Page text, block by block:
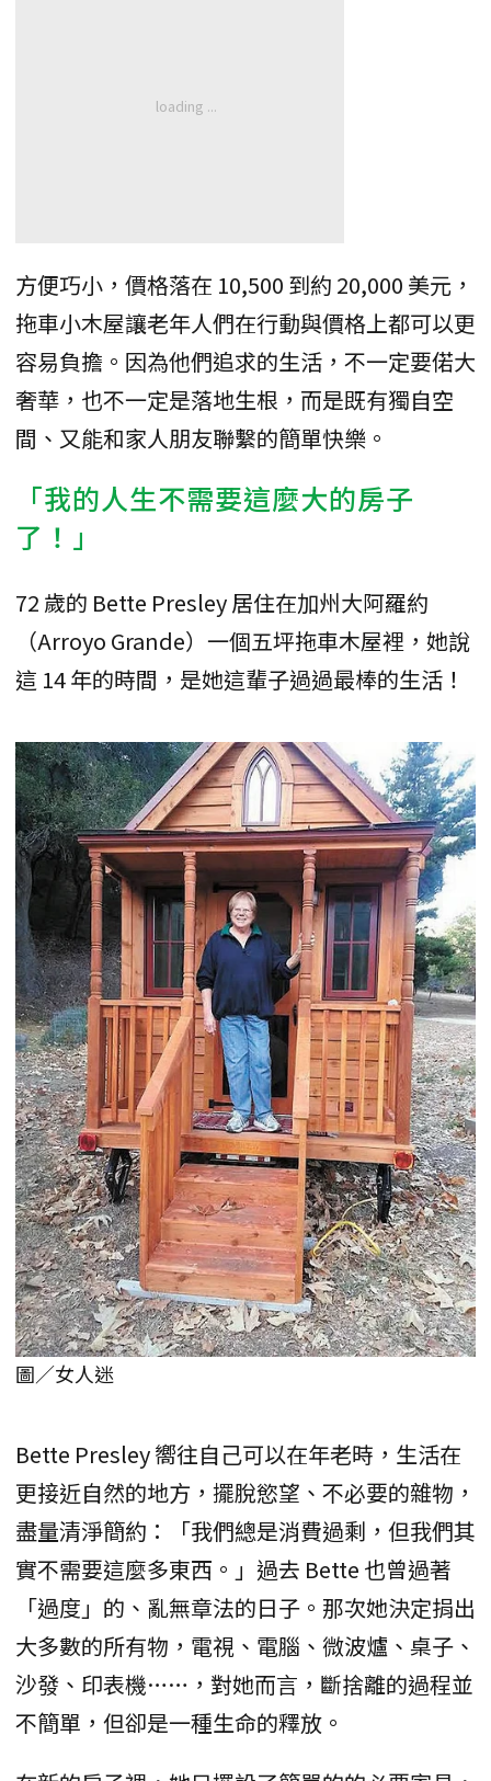
方便巧小，價格落在 10,500 到約 20,000 美元，
拖車小木屋讓老年人們在行動與價格上都可以更
容易負擔。因為他們追求的生活，不一定要偌大
奢華，也不一定是落地生根，而是既有獨自空
間、又能和家人朋友聯繫的簡單快樂。
「我的人生不需要這麼大的房子
了！」
72 歲的 Bette Presley 居住在加州大阿羅約
（Arroyo Grande）一個五坪拖車木屋裡，她說
這 14 年的時間，是她這輩子過過最棒的生活！
圖／女人迷
Bette Presley 嚮往自己可以在年老時，生活在
更接近自然的地方，擺脫慾望、不必要的雜物，
盡量清淨簡約：「我們總是消費過剩，但我們其
實不需要這麼多東西。」過去 Bette 也曾過著
「過度」的、亂無章法的日子。那次她決定捐出
大多數的所有物，電視、電腦、微波爐、桌子、
沙發、印表機……，對她而言，斷捨離的過程並
不簡單，但卻是一種生命的釋放。